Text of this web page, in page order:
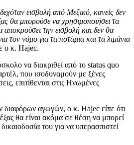
εισβολή από Μεξικό, κανείς δεν
θα μπορούσε να χρησιμοποιήσει τα
αποκρούσει την εισβολή και δεν θα
τον νόμο για τα ποτάμια και τα λιμάνια
ο κ. Hajec.
να διακριθεί από το status quo
που ισοδυναμούν με ξένες
επιτίθενται στις Ηνωμένες
αγωγών, ο κ. Hajec είπε ότι
θα είναι ακόμα σε θέση να μπορεί
του για να υπερασπιστεί